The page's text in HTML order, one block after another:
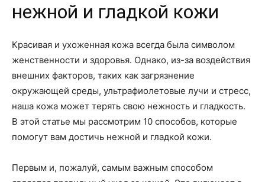
нежной и гладкой кожи
Красивая и ухоженная кожа всегда была символом
женственности и здоровья. Однако, из-за воздействия
внешних факторов, таких как загрязнение
окружающей среды, ультрафиолетовые лучи и стресс,
наша кожа может терять свою нежность и гладкость.
В этой статье мы рассмотрим 10 способов, которые
помогут вам достичь нежной и гладкой кожи.
Первым и, пожалуй, самым важным способом